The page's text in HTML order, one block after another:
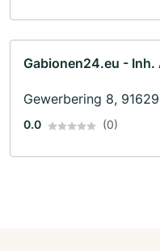
Gabionen24.eu - Inh.
Gewerbering 8,
0.0 (0)